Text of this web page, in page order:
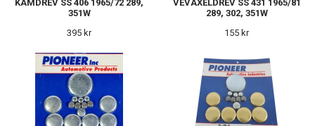
KAMDREV SS 406 1965/72 289,
351W
395 kr
VEVAXELDREV SS 431 1965/81
289, 302, 351W
155 kr